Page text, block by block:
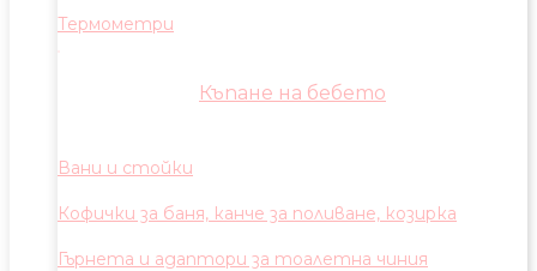
Термометри
Къпане на бебето
Вани и стойки
Кофички за баня, канче за поливане, козирка
Гърнета и адаптори за тоалетна чиния